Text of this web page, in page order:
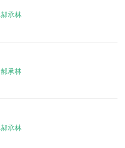
郝承林
郝承林
郝承林